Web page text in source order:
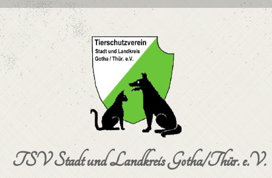
TSV Stadt und Landkreis Gotha/Thür. e.V.